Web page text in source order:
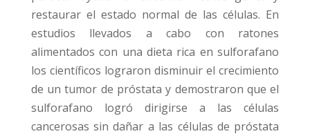
restaurar el estado normal de las células. En
estudios llevados a cabo con ratones
alimentados con una dieta rica en sulforafano
los científicos lograron disminuir el crecimiento
de un tumor de próstata y demostraron que el
sulforafano logró dirigirse a las células
cancerosas sin dañar a las células de próstata